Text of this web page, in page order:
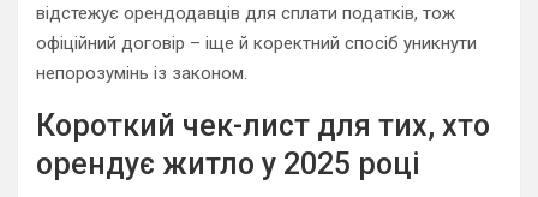
відстежує орендодавців для сплати податків, тож
офіційний договір – іще й коректний спосіб уникнути
непорозумінь із законом.
Короткий чек-лист для тих, хто
орендує житло у 2025 році